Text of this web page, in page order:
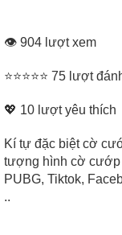
👁 904 lượt xem
⭐⭐⭐⭐⭐ 75 lượt
💖 10 lượt yêu thích
Kí tự đặc biệt cờ
tượng hình cờ cướp
PUBG, Tiktok,
..